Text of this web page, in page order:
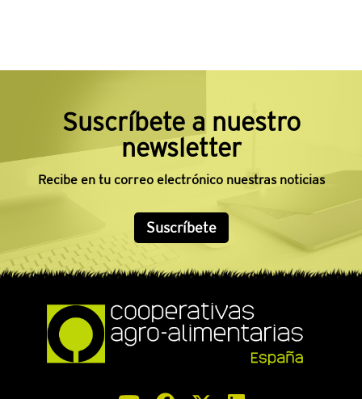
Suscríbete a nuestro
newsletter
Recibe en tu correo electrónico nuestras noticias
Suscríbete